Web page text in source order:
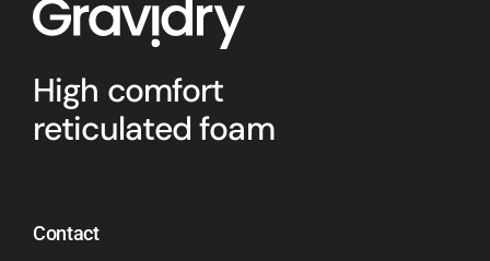
High comfort
reticulated foam
Contact